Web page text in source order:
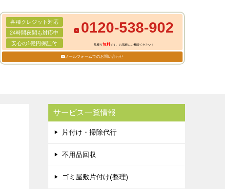
各種クレジット対応
24時間夜間も対応中
安心の1億円保証付
0120-538-902
見積り無料です。お気軽にご相談ください！
メールフォームでのお問い合わせ
サービス一覧情報
片付け・掃除代行
不用品回収
ゴミ屋敷片付け(整理)